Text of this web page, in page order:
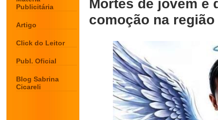
Publicitária
Artigo
Click do Leitor
Publ. Oficial
Blog Sabrina
Cicareli
Mortes de jovem e
comoção na